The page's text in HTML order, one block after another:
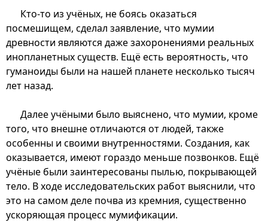
Кто-то из учёных, не боясь оказаться
посмешищем, сделал заявление, что мумии
древности являются даже захоронениями реальных
инопланетных существ. Ещё есть вероятность, что
гуманоиды были на нашей планете несколько тысяч
лет назад.
Далее учёными было выяснено, что мумии, кроме
того, что внешне отличаются от людей, также
особенны и своими внутренностями. Создания, как
оказывается, имеют гораздо меньше позвонков. Ещё
учёные были заинтересованы пылью, покрывающей
тело. В ходе исследовательских работ выяснили, что
это на самом деле почва из кремния, существенно
ускоряющая процесс мумификации.